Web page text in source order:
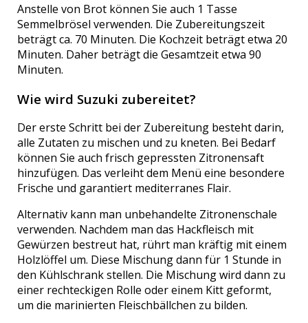
Anstelle von Brot können Sie auch 1 Tasse
Semmelbrösel verwenden. Die Zubereitungszeit
beträgt ca. 70 Minuten. Die Kochzeit beträgt etwa 20
Minuten. Daher beträgt die Gesamtzeit etwa 90
Minuten.
Wie wird Suzuki zubereitet?
Der erste Schritt bei der Zubereitung besteht darin,
alle Zutaten zu mischen und zu kneten. Bei Bedarf
können Sie auch frisch gepressten Zitronensaft
hinzufügen. Das verleiht dem Menü eine besondere
Frische und garantiert mediterranes Flair.
Alternativ kann man unbehandelte Zitronenschale
verwenden. Nachdem man das Hackfleisch mit
Gewürzen bestreut hat, rührt man kräftig mit einem
Holzlöffel um. Diese Mischung dann für 1 Stunde in
den Kühlschrank stellen. Die Mischung wird dann zu
einer rechteckigen Rolle oder einem Kitt geformt,
um die marinierten Fleischbällchen zu bilden.